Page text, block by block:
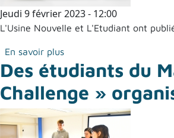
Jeudi 9 février 2023 - 12:00
L'Usine Nouvelle et L'Etudiant ont
En savoir plussur L'ENSIC parmi les
Des étudiants du
Challenge »